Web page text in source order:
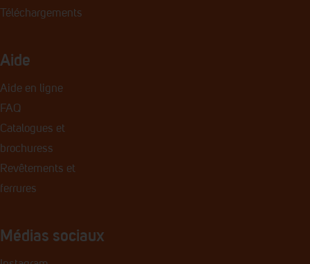
Téléchargements
Aide
Aide en ligne
FAQ
Catalogues et
brochuress
Revêtements et
ferrures
Médias sociaux